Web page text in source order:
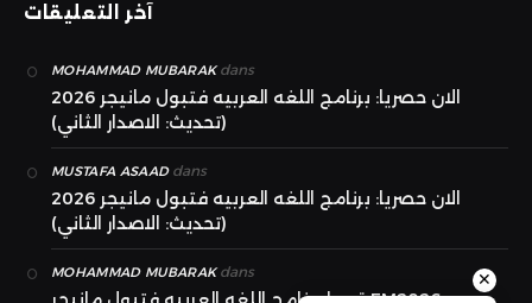
آخر التعليقات
MOHAMMAD MUBARAKdans
الان حصريا: برنامج اللغه العربيه فتبول مانيجر 2026
(تحديث: الاصدار الثاني)
MUSTAFA ASAADdans
الان حصريا: برنامج اللغه العربيه فتبول مانيجر 2026
(تحديث: الاصدار الثاني)
MOHAMMAD MUBARAKdans ✕